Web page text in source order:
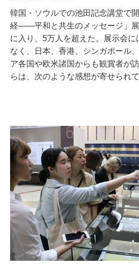
韓国・ソウルでの池田記念講堂で
経――平和と共生のメッセージ」展
に入り、5万人を超えた。展示会
なく、日本、香港、シンガポール
ア各国や欧米諸国からも観賞者が
らは、次のような感想が寄せられて